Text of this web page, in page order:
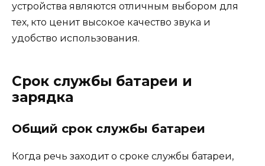
устройства являются отличным выбором для
тех, кто ценит высокое качество звука и
удобство использования.
Срок службы батареи и
зарядка
Общий срок службы батареи
Когда речь заходит о сроке службы батареи,